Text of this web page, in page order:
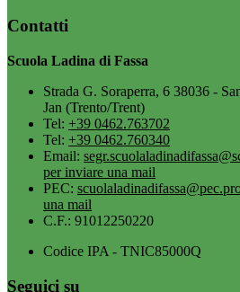
Contatti
Scuola Ladina di Fassa
Strada G. Soraperra, 6 38036 -
Jan (Trento/Trent)
Tel: +39 0462.763702
Tel: +39 0462.760340
Email:
per inviare una mail
PEC:
una mail
C.F.: 91012250220
Codice IPA - TNIC85000Q
Seguici su